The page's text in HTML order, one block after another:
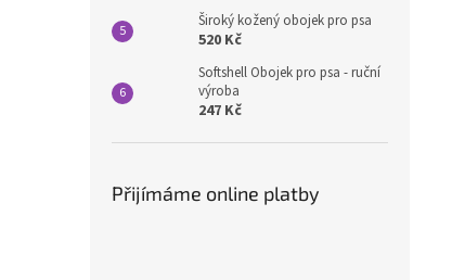
Široký kožený obojek pro psa
520 Kč
Softshell Obojek pro psa - ruční
výroba
247 Kč
Přijímáme online platby